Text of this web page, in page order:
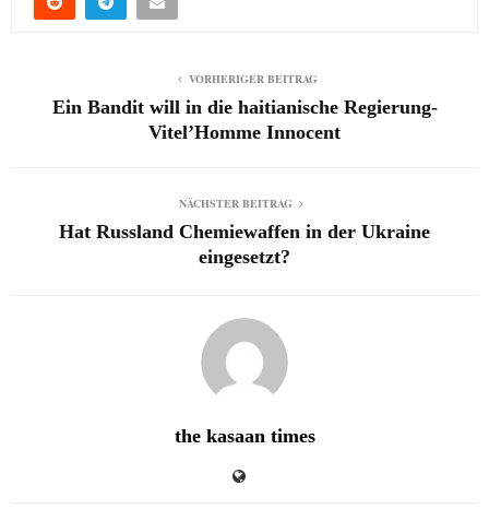
VORHERIGER BEITRAG
Ein Bandit will in die haitianische Regierung-
Vitel’Homme Innocent
NÄCHSTER BEITRAG
Hat Russland Chemiewaffen in der Ukraine
eingesetzt?
the kasaan times